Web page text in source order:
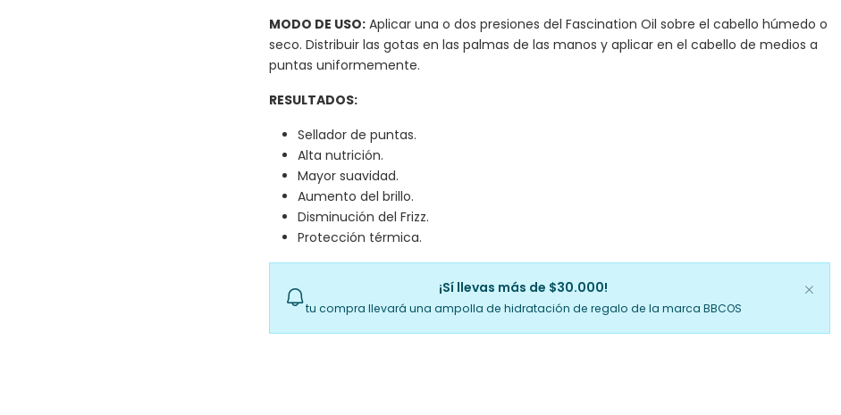
MODO DE USO:Aplicar una o dos presiones del Fascination Oil sobre el cabello húmedo o
seco. Distribuir las gotas en las palmas de las manos y aplicar en el cabello de medios a
puntas uniformemente.
RESULTADOS:
Sellador de puntas.
Alta nutrición.
Mayor suavidad.
Aumento del brillo.
Disminución del Frizz.
Protección térmica.
¡Sí llevas más de $30.000!
tu compra llevará una ampolla de hidratación de regalo de la marca BBCOS